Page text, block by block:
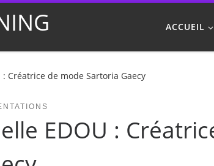
ACCUEIL
: Créatrice de mode Sartoria Gaecy
EDOU :